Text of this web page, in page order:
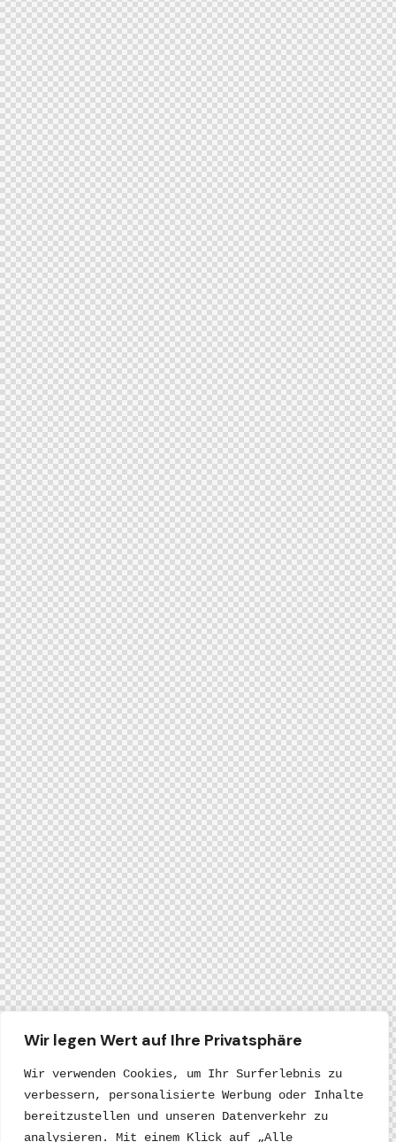
Wir legen Wert auf Ihre Privatsphäre
Wir verwenden Cookies, um Ihr Surferlebnis zu
verbessern, personalisierte Werbung oder Inhalte
bereitzustellen und unseren Datenverkehr zu
analysieren. Mit einem Klick auf „Alle